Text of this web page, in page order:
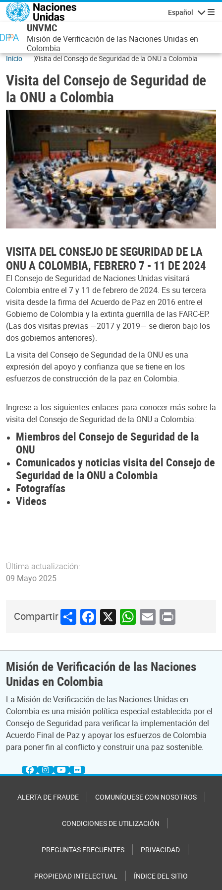
Pasar al contenido principal
Español
UNVMC
Misión de Verificación de las Naciones Unidas en
Colombia
Inicio Visita del Consejo de Seguridad de la ONU a Colombia
Visita del Consejo de Seguridad de
la ONU a Colombia
VISITA DEL CONSEJO DE SEGURIDAD DE LA
ONU A COLOMBIA, FEBRERO 7 - 11 DE 2024
El Consejo de Seguridad de Naciones Unidas visitará
Colombia entre el 7 y 11 de febrero de 2024. Es su tercera
visita desde la firma del Acuerdo de Paz en 2016 entre el
Gobierno de Colombia y la extinta guerrilla de las FARC-EP.
(Las dos visitas previas —2017 y 2019— se dieron bajo los
dos gobiernos anteriores).
La visita del Consejo de Seguridad de la ONU es una
expresión del apoyo y confianza que se tiene en los
esfuerzos de construcción de la paz en Colombia.
Ingrese a los siguientes enlaces para conocer más sobre la
visita del Consejo de Seguridad de la ONU a Colombia:
Miembros del Consejo de Seguridad de la
ONU
Comunicados y noticias visita del Consejo de
Seguridad de la ONU a Colombia
Fotografías
Videos
Última actualización:
09 Mayo 2025
CompartirShareFacebook
X WhatsApp
Email
Print
Misión de Verificación de las Naciones
Unidas en Colombia
La Misión de Verificación de las Naciones Unidas en
Colombia es una misión política especial establecida por el
Consejo de Seguridad para verificar la implementación del
Acuerdo Final de Paz y apoyar los esfuerzos de Colombia
para poner fin al conflicto y construir una paz sostenible.
ALERTA DE FRAUDE COMUNÍQUESE CON NOSOTROS
CONDICIONES DE UTILIZACIÓN
PREGUNTAS FRECUENTES PRIVACIDAD
PROPIEDAD INTELECTUAL ÍNDICE DEL SITIO